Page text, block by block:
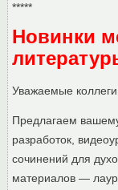
*****
Новинки
Уважаемые
Предлагаем
разработок,
сочинений для
материалов —